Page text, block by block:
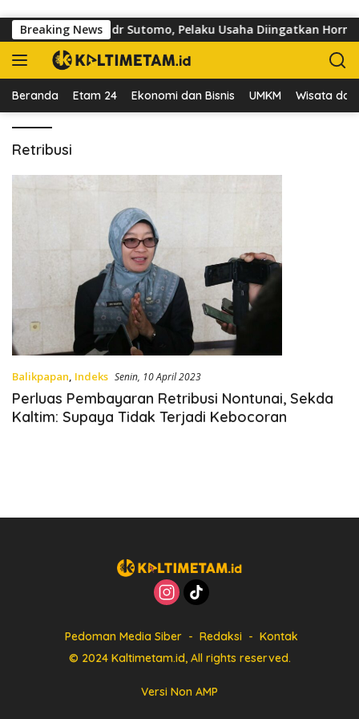
Breaking News
Trotoar di Jalan dr Sutomo, Pelaku Usaha Diingatkan
Beranda Etam 24 Ekonomi dan Bisnis UMKM Wisata dan
Retribusi
Balikpapan, Indeks Senin, 10 April 2023
Perluas Pembayaran Retribusi Nontunai, Sekda
Kaltim: Supaya Tidak Terjadi Kebocoran
Pedoman Media Siber Redaksi
Kontak
© 2024 Kaltimetam.id, All rights reserved.
Versi Non AMP